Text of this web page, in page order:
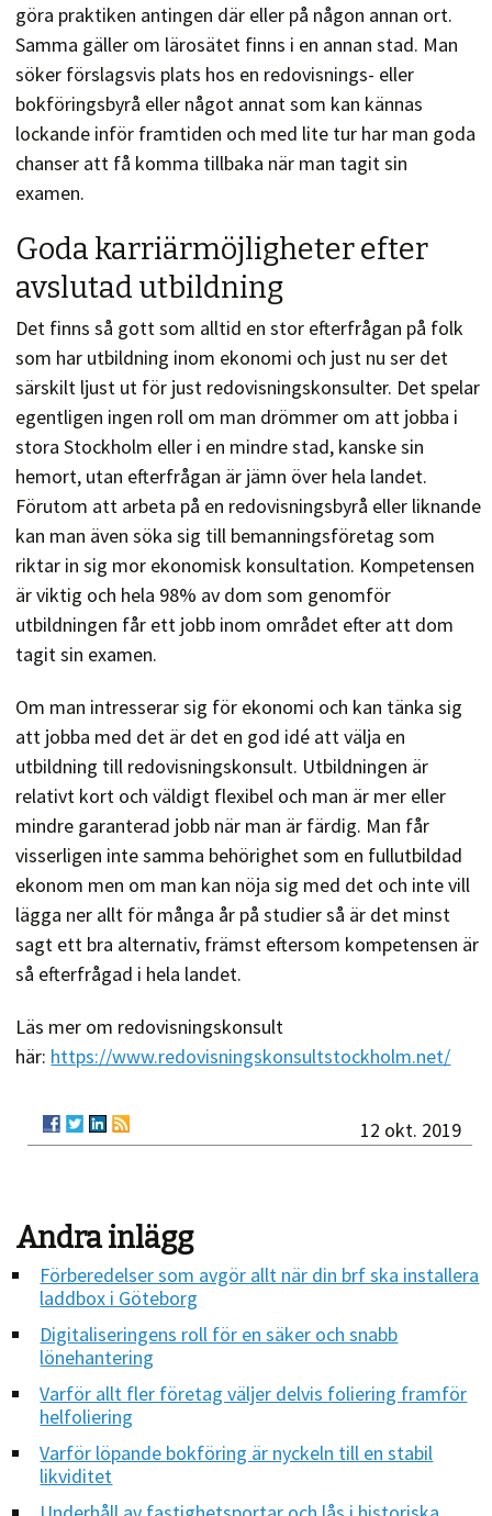
göra praktiken antingen där eller på någon annan ort.
Samma gäller om lärosätet finns i en annan stad. Man
söker förslagsvis plats hos en redovisnings- eller
bokföringsbyrå eller något annat som kan kännas
lockande inför framtiden och med lite tur har man goda
chanser att få komma tillbaka när man tagit sin
examen.
Goda karriärmöjligheter efter
avslutad utbildning
Det finns så gott som alltid en stor efterfrågan på folk
som har utbildning inom ekonomi och just nu ser det
särskilt ljust ut för just redovisningskonsulter. Det spelar
egentligen ingen roll om man drömmer om att jobba i
stora Stockholm eller i en mindre stad, kanske sin
hemort, utan efterfrågan är jämn över hela landet.
Förutom att arbeta på en redovisningsbyrå eller liknande
kan man även söka sig till bemanningsföretag som
riktar in sig mor ekonomisk konsultation. Kompetensen
är viktig och hela 98% av dom som genomför
utbildningen får ett jobb inom området efter att dom
tagit sin examen.
Om man intresserar sig för ekonomi och kan tänka sig
att jobba med det är det en god idé att välja en
utbildning till redovisningskonsult. Utbildningen är
relativt kort och väldigt flexibel och man är mer eller
mindre garanterad jobb när man är färdig. Man får
visserligen inte samma behörighet som en fullutbildad
ekonom men om man kan nöja sig med det och inte vill
lägga ner allt för många år på studier så är det minst
sagt ett bra alternativ, främst eftersom kompetensen är
så efterfrågad i hela landet.
Läs mer om redovisningskonsult
här: https://www.redovisningskonsultstockholm.net/
12 okt. 2019
Andra inlägg
Förberedelser som avgör allt när din brf ska installera
laddbox i Göteborg
Digitaliseringens roll för en säker och snabb
lönehantering
Varför allt fler företag väljer delvis foliering framför
helfoliering
Varför löpande bokföring är nyckeln till en stabil
likviditet